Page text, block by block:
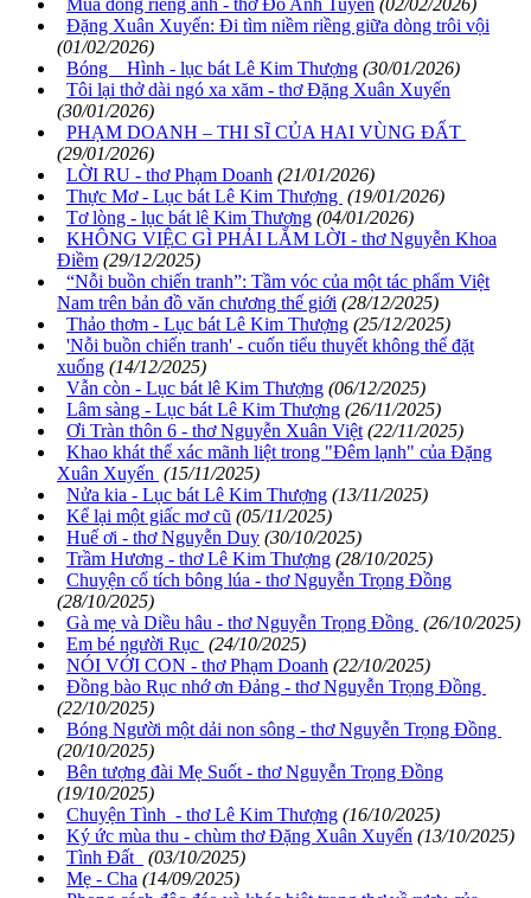
Đặng Xuân Xuyến: Đi tìm niềm riềng giữa dòng trôi vội
(01/02/2026)
Bóng Hình - lục bát Lê Kim Thượng (30/01/2026)
Tôi lại thở dài ngó xa xăm - thơ Đặng Xuân Xuyến
(30/01/2026)
PHẠM DOANH – THI SĨ CỦA HAI VÙNG ĐẤT
(29/01/2026)
LỜI RU - thơ Phạm Doanh (21/01/2026)
Thực Mơ - Lục bát Lê Kim Thượng (19/01/2026)
Tơ lòng - lục bát lê Kim Thượng (04/01/2026)
KHÔNG VIỆC GÌ PHẢI LẮM LỜI - thơ Nguyễn Khoa
Điềm (29/12/2025)
“Nỗi buồn chiến tranh”: Tầm vóc của một tác phẩm Việt
Nam trên bản đồ văn chương thế giới (28/12/2025)
Thảo thơm - Lục bát Lê Kim Thượng (25/12/2025)
'Nỗi buồn chiến tranh' - cuốn tiểu thuyết không thể đặt
xuống (14/12/2025)
Vẫn còn - Lục bát lê Kim Thượng (06/12/2025)
Lâm sàng - Lục bát Lê Kim Thượng (26/11/2025)
Ơi Tràn thôn 6 - thơ Nguyễn Xuân Việt (22/11/2025)
Khao khát thể xác mãnh liệt trong "Đêm lạnh" của Đặng
Xuân Xuyến (15/11/2025)
Nửa kia - Lục bát Lê Kim Thượng (13/11/2025)
Kể lại một giấc mơ cũ (05/11/2025)
Huế ơi - thơ Nguyễn Duy (30/10/2025)
Trầm Hương - thơ Lê Kim Thượng (28/10/2025)
Chuyện cổ tích bông lúa - thơ Nguyễn Trọng Đồng
(28/10/2025)
Gà mẹ và Diều hâu - thơ Nguyễn Trọng Đồng (26/10/2025)
Em bé người Rục (24/10/2025)
NÓI VỚI CON - thơ Phạm Doanh (22/10/2025)
Đồng bào Rục nhớ ơn Đảng - thơ Nguyễn Trọng Đồng
(22/10/2025)
Bóng Người một dải non sông - thơ Nguyễn Trọng Đồng
(20/10/2025)
Bên tượng đài Mẹ Suốt - thơ Nguyễn Trọng Đồng
(19/10/2025)
Chuyện Tình - thơ Lê Kim Thượng (16/10/2025)
Ký ức mùa thu - chùm thơ Đặng Xuân Xuyến (13/10/2025)
Tình Đất
(03/10/2025)
Mẹ - Cha (14/09/2025)